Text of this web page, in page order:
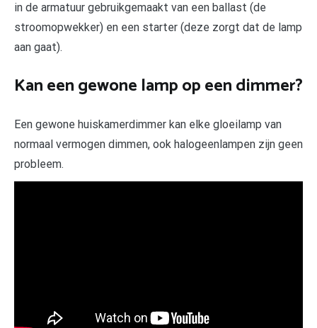
in de armatuur gebruikgemaakt van een ballast (de
stroomopwekker) en een starter (deze zorgt dat de lamp
aan gaat).
Kan een gewone lamp op een dimmer?
Een gewone huiskamerdimmer kan elke gloeilamp van
normaal vermogen dimmen, ook halogeenlampen zijn geen
probleem.